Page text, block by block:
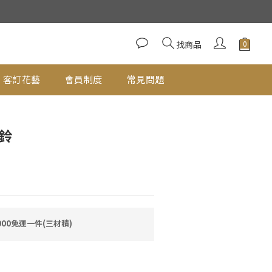
找商品
客訂花藝 會員制度 常見問題
免運一件(三材積)
立即購買